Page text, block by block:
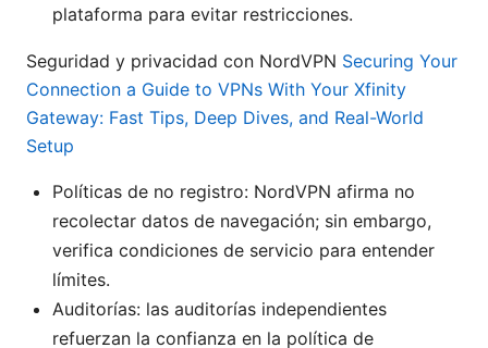
plataforma para evitar restricciones.
Seguridad y privacidad con NordVPN Securing Your
Connection a Guide to VPNs With Your Xfinity
Gateway: Fast Tips, Deep Dives, and Real-World
Setup
Políticas de no registro: NordVPN afirma no
recolectar datos de navegación; sin embargo,
verifica condiciones de servicio para entender
límites.
Auditorías: las auditorías independientes
refuerzan la confianza en la política de